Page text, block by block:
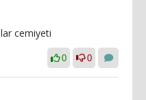
cemiyeti
0 0